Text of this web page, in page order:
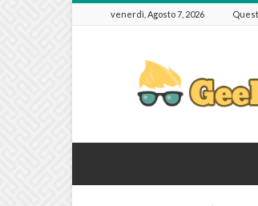
venerdì, Agosto 7, 2026